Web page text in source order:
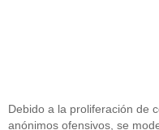
Debido a la proliferación de
anónimos ofensivos, se